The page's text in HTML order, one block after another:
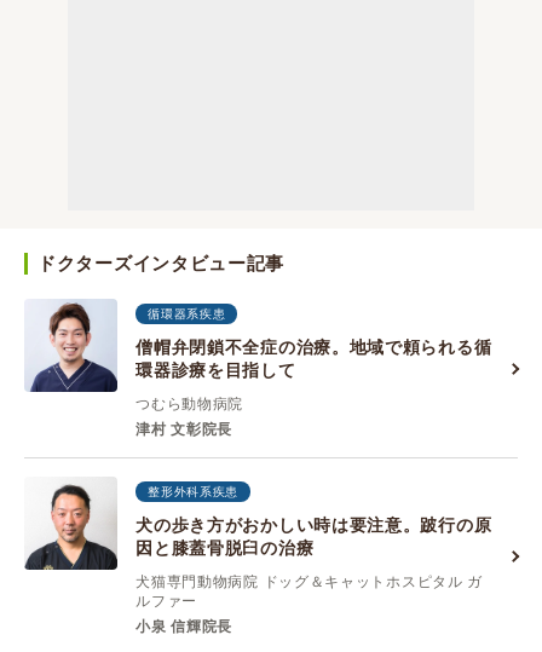
ドクターズインタビュー記事
循環器系疾患
僧帽弁閉鎖不全症の治療。地域で頼られる循
環器診療を目指して
つむら動物病院
津村 ⽂彰院長
整形外科系疾患
犬の歩き方がおかしい時は要注意。跛行の原
因と膝蓋骨脱臼の治療
犬猫専門動物病院 ドッグ＆キャットホスピタル ガ
ルファー
小泉 信輝院長